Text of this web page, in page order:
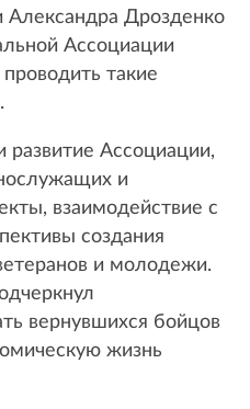
Александра Дрозденко
Ассоциации
такие
Ассоциации,
и
взаимодействие с
создания
и молодежи.
вернувшихся бойцов
жизнь